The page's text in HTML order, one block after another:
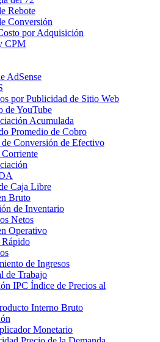
Rebote
Conversión
por Adquisición
CPM
AdSense
por Publicidad de Sitio Web
de YouTube
Acumulada
Promedio de Cobro
Conversión de Efectivo
Caja Libre
Bruto
de Inventario
Netos
Operativo
de Ingresos
de Trabajo
IPC Índice de Precios al
Interno Bruto
Monetario